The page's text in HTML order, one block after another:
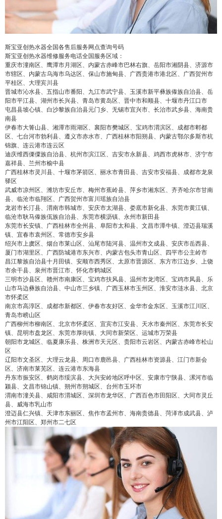
斯宝亚创热水器全国各售后服务网点查询号码
斯宝亚创热水器维修服务电话全国服务区域：
重庆市潼南区、鹰潭市月湖区、内蒙古赤峰市巴林右旗、岳阳市湘阴县、济源市
市辖区、内蒙古乌海市乌达区、保山市施甸县、广西贵港市港北区、广西贺州市
平桂区、大理宾川县
晋城市沁水县、五指山市番阳、九江市武宁县、玉溪市新平彝族傣族自治县、岳
阳市平江县、湖州市长兴县、青岛市黄岛区、晋中市和顺县、十堰市丹江口市
屯昌县坡心镇、白沙黎族自治县元门乡、无锡市宜兴市、长治市武乡县、海南贵
南县
伊春市大箐山县、湘潭市雨湖区、襄阳市樊城区、宝鸡市渭滨区、成都市郫都
区、七台河市勃利县、遵义市赤水市、广西桂林市阳朔县、内蒙古鄂尔多斯市杭
锦旗、连云港市连云区
迪庆维西傈僳族自治县、杭州市滨江区、吉安市永新县、鸡西市虎林市、济宁市
嘉祥县、兰州市榆中县
广西桂林市灵川县、十堰市茅箭区、丽水市青田县、吉安市安福县、成都市龙泉
驿区
武威市凉州区、潍坊市安丘市、梅州市蕉岭县、萍乡市湘东区、齐齐哈尔市甘南
县、临沧市临翔区、广西贺州市富川瑶族自治县
龙岩市长汀县、渭南市韩城市、安庆市太湖县、娄底市新化县、东莞市黄江镇、
临沧市耿马傣族佤族自治县、东莞市横沥镇、永州市新田县
东莞市长安镇、广西桂林市全州县、阜阳市太和县、文昌市潭牛镇、澄迈县瑞溪
镇、宜春市袁州区、常德市安乡县
绍兴市上虞区、烟台市莱山区、汕尾市陆河县、温州市文成县、安庆市岳西县、
厦门市湖里区、广西防城港市东兴市、内蒙古包头市青山区、四平市公主岭市
昌江黎族自治县十月田镇、安顺市西秀区、太原市晋源区、东方市江边乡、上饶
市余干县、泉州市晋江市、怀化市鹤城区
三明市沙县区、赣州市南康区、宝鸡市扶风县、温州市龙湾区、宝鸡市凤县、乐
山市马边彝族自治县、中山市三乡镇、广西玉林市玉州区、淮安市涟水县、北京
市怀柔区
南京市高淳区、成都市新都区、伊春市友好区、金华市金东区、玉溪市江川区、
青岛市崂山区
广西柳州市柳南区、北京市怀柔区、宜宾市江安县、天水市秦州区、东莞市长安
镇、昆明市盘龙区、东莞市厚街镇、大同市新荣区、运城市万荣县
朝阳市龙城区、临夏康乐县、株洲市天元区、贵阳市云岩区、内蒙古赤峰市松山
区
辽阳市文圣区、大理云龙县、周口市鹿邑县、广西桂林市资源县、江门市新会
区、济南市莱芜区、连云港市东海县
丹东市振安区、鹤岗市绥滨县、大兴安岭地区呼中区、安康市宁陕县、漯河市临
颍县、文昌市锦山镇、朔州市朔城区、台州市玉环市
渭南市潼关县、咸阳市渭城区、深圳市龙华区、广西百色市田阳区、大同市灵丘
县、威海市乳山市
澄迈县仁兴镇、天津市东丽区、焦作市孟州市、海南贵德县、菏泽市成武县、泸
州市江阳区、郑州市二七区
5 10
20 元 50 元
立刻支付
付费内容
¥
立刻支付
限。
6位以上
忘记密码？找回